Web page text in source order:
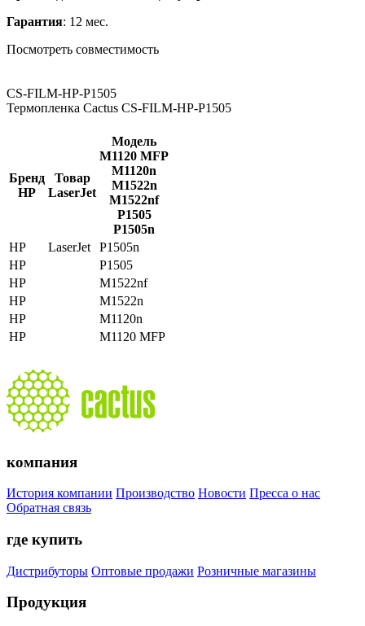
Гарантия: 12 мес.
Посмотреть совместимость
CS-FILM-HP-P1505
Термопленка Cactus CS-FILM-HP-P1505
Бренд
HP
Товар
LaserJet
Модель
M1120 MFP
M1120n
M1522n
M1522nf
P1505
P1505n
HP
LaserJet
P1505n
HP
P1505
HP
M1522nf
HP
M1522n
HP
M1120n
HP
M1120 MFP
компания
История компании Производство Новости Пресса о нас
Обратная связь
где купить
Дистрибуторы Оптовые продажи Розничные магазины
Продукция